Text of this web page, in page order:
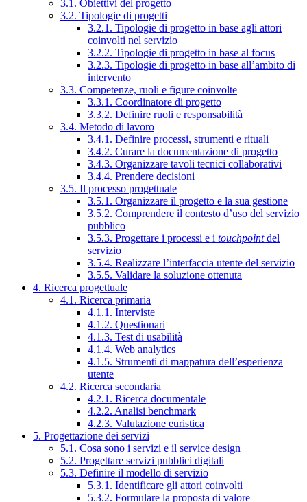
3.1. Obiettivi del progetto
3.2. Tipologie di progetti
3.2.1. Tipologie di progetto in base agli attori
coinvolti nel servizio
3.2.2. Tipologie di progetto in base al focus
3.2.3. Tipologie di progetto in base all’ambito di
intervento
3.3. Competenze, ruoli e figure coinvolte
3.3.1. Coordinatore di progetto
3.3.2. Definire ruoli e responsabilità
3.4. Metodo di lavoro
3.4.1. Definire processi, strumenti e rituali
3.4.2. Curare la documentazione di progetto
3.4.3. Organizzare tavoli tecnici collaborativi
3.4.4. Prendere decisioni
3.5. Il processo progettuale
3.5.1. Organizzare il progetto e la sua gestione
3.5.2. Comprendere il contesto d’uso del servizio
pubblico
3.5.3. Progettare i processi e i touchpointdel
servizio
3.5.4. Realizzare l’interfaccia utente del servizio
3.5.5. Validare la soluzione ottenuta
4. Ricerca progettuale
4.1. Ricerca primaria
4.1.1. Interviste
4.1.2. Questionari
4.1.3. Test di usabilità
4.1.4. Web analytics
4.1.5. Strumenti di mappatura dell’esperienza
utente
4.2. Ricerca secondaria
4.2.1. Ricerca documentale
4.2.2. Analisi benchmark
4.2.3. Valutazione euristica
5. Progettazione dei servizi
5.1. Cosa sono i servizi e il service design
5.2. Progettare servizi pubblici digitali
5.3. Definire il modello di servizio
5.3.1. Identificare gli attori coinvolti
5.3.2. Formulare la proposta di valore